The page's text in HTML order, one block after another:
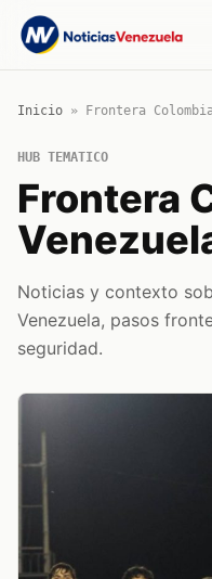
Inicio » Frontera
HUB TEMATICO
Frontera
Noticias y contexto
Venezuela, pasos
seguridad.